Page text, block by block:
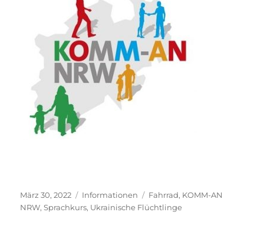
Veröffentlicht
am
März 30, 2022 Kategorien
Informationen Schlagwörter
Fahrrad, KOMM-AN
NRW,Sprachkurs, Ukrainische Flüchtlinge